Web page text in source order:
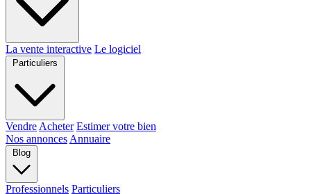
La vente interactive Le logiciel
Particuliers
Vendre Acheter Estimer votre bien
Nos annonces Annuaire
Blog
Professionnels Particuliers